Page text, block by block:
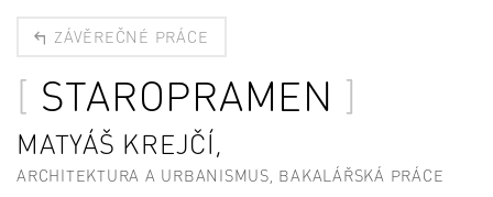
ZÁVĚREČNÉ PRÁCE
STAROPRAMEN
MATYÁŠ KREJČÍ,
ARCHITEKTURA A URBANISMUS, BAKALÁŘSKÁ PRÁCE